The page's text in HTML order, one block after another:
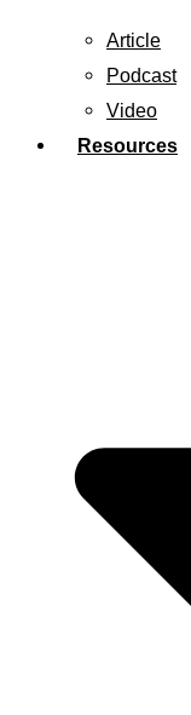
Article
Podcast
Video
Resources